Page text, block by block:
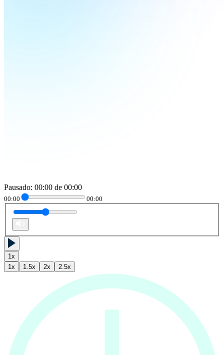
Pausado: 00:00 de 00:00
00:00 00:00
1x
1x 1.5x 2x 2.5x